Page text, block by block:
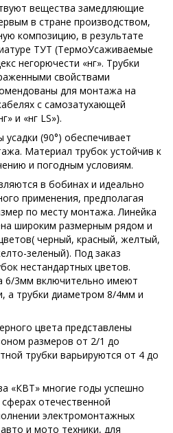
вещества замедляющие
в стране производством,
композицию, в результате
ТУТ (ТермоУсаживаемые
негорючести «нг». Трубки
свойствами
для монтажа на
с самозатухающей
и «нг LS»).
(90°) обеспечивает
Материал трубок устойчив к
и погодным условиям.
в бобинах и идеально
применения, предполагая
по месту монтажа. Линейка
широким размерным рядом и
черный, красный, желтый,
зеленый). Под заказ
нестандартных цветов.
6/3мм включительно имеют
а трубки диаметром 8/4мм и
цвета представлены
размеров от 2/1 до
трубки варьируются от 4 до
«КВТ» многие годы успешно
отечественной
электромонтажных
и мото техники, для